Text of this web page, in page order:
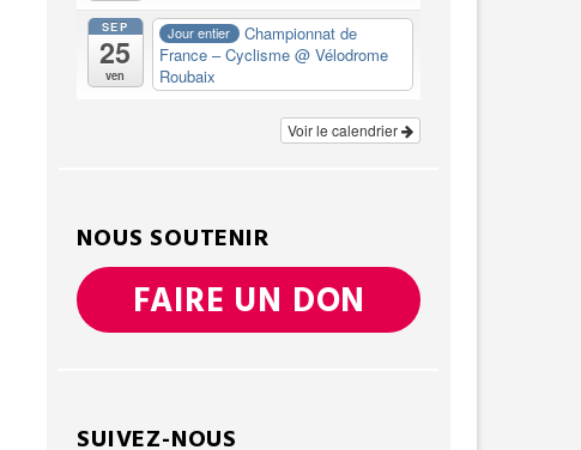
SEP
25
ven
Jour entier
Championnat de
France – Cyclisme @ Vélodrome
Roubaix
Voir le calendrier
NOUS SOUTENIR
FAIRE UN DON
SUIVEZ-NOUS